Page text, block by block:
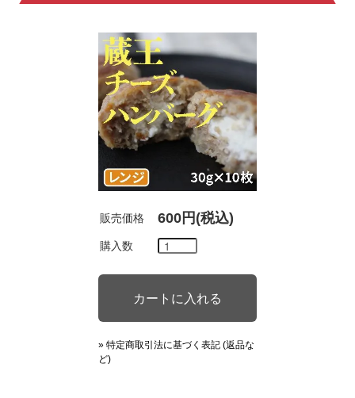
販売価格 600円(税込)
購入数
» 特定商取引法に基づく表記 (返品な
ど)